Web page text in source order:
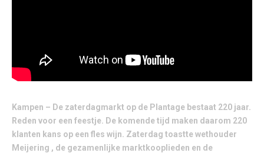
Kampen – De zaterdagmarkt op de Plantage bestaat 220 jaar.
Reden voor een feestje. De komende tijd maken daarom 220
klanten kans op een fles wijn. Zaterdag toastte wethouder
Meijering , de gezamenlijke marktkooplieden en de